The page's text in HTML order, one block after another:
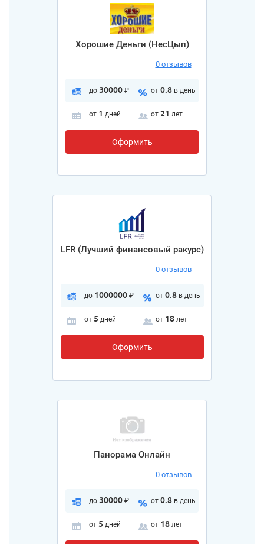
Хорошие Деньги (НесЦып)
0 отзывов
до 30000 ₽ от 0.8 в день
от 1 дней от 21 лет
Оформить
LFR (Лучший финансовый ракурс)
0 отзывов
до 1000000₽ от 0.8 в день
от 5 дней от 18 лет
Оформить
Панорама Онлайн
0 отзывов
до 30000 ₽ от 0.8 в день
от 5 дней от 18 лет